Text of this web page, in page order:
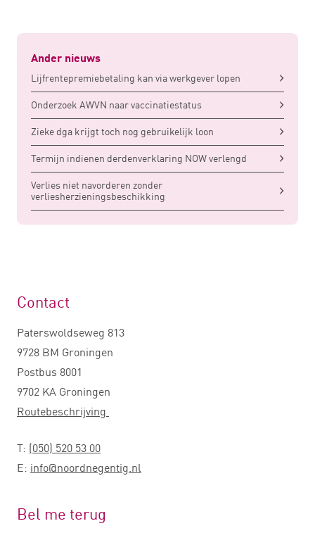
Ander nieuws
Lijfrentepremiebetaling kan via werkgever lopen
Onderzoek AWVN naar vaccinatiestatus
Zieke dga krijgt toch nog gebruikelijk loon
Termijn indienen derdenverklaring NOW verlengd
Verlies niet navorderen zonder
verliesherzieningsbeschikking
Contact
Paterswoldseweg 813
9728 BM Groningen
Postbus 8001
9702 KA Groningen
Routebeschrijving
T: (050) 520 53 00
E: info@noordnegentig.nl
Bel me terug